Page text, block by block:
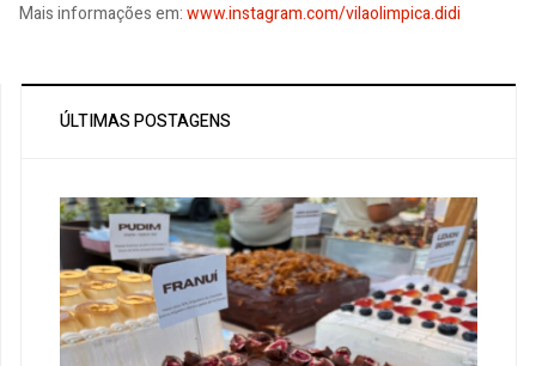
Mais informações em:www.instagram.com/vilaolimpica.didi
ÚLTIMAS POSTAGENS